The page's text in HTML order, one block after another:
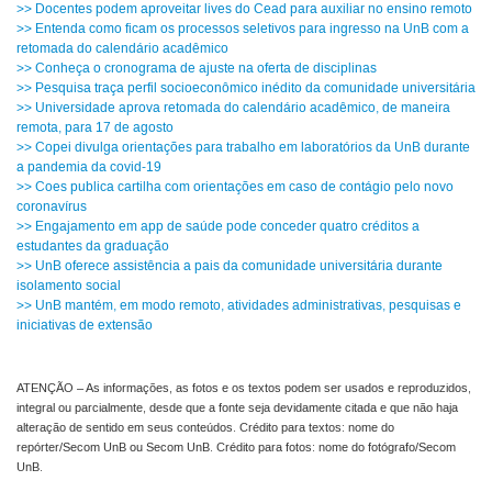
>> Docentes podem aproveitar lives do Cead para auxiliar no ensino remoto
>> Entenda como ficam os processos seletivos para ingresso na UnB com a
retomada do calendário acadêmico
>> Conheça o cronograma de ajuste na oferta de disciplinas
>> Pesquisa traça perfil socioeconômico inédito da comunidade universitária
>> Universidade aprova retomada do calendário acadêmico, de maneira
remota, para 17 de agosto
>> Copei divulga orientações para trabalho em laboratórios da UnB durante
a pandemia da covid-19
>> Coes publica cartilha com orientações em caso de contágio pelo novo
coronavírus
>> Engajamento em app de saúde pode conceder quatro créditos a
estudantes da graduação
>> UnB oferece assistência a pais da comunidade universitária durante
isolamento social
>> UnB mantém, em modo remoto, atividades administrativas, pesquisas e
iniciativas de extensão
ATENÇÃO – As informações, as fotos e os textos podem ser usados e reproduzidos,
integral ou parcialmente, desde que a fonte seja devidamente citada e que não haja
alteração de sentido em seus conteúdos. Crédito para textos: nome do
repórter/Secom UnB ou Secom UnB. Crédito para fotos: nome do fotógrafo/Secom
UnB.